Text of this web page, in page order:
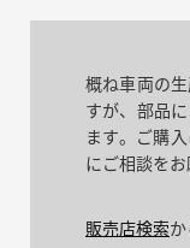
概ね車両の
すが、部品
ます。ご購
にご相談をお
販売店検索